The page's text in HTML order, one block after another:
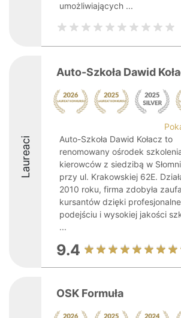
umożliwiających ...
Laureaci
Auto-Szkoła Dawid
Auto-Szkoła Dawid Kołacz to
renomowany ośrodek
kierowców z siedzibą w
przy ul. Krakowskiej 62E.
2010 roku, firma zdobyła
kursantów dzięki
podejściu i wysokiej jakości
...
9.4
OSK Formuła